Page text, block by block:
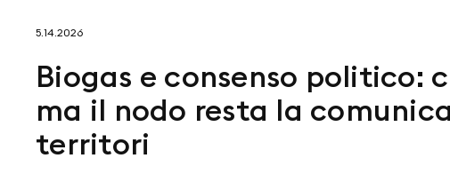
5.14.2026
Biogas e consenso politico:
ma il nodo resta la
territori